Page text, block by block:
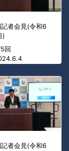
者会見(令和6
)
回
者会見(令和6